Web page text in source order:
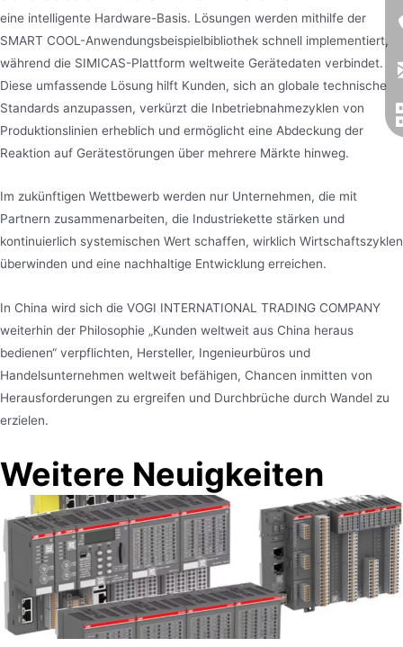
eine intelligente Hardware-Basis. Lösungen werden mithilfe der
SMART COOL-Anwendungsbeispielbibliothek schnell implementiert,
während die SIMICAS-Plattform weltweite Gerätedaten verbindet.
Diese umfassende Lösung hilft Kunden, sich an globale technische
Standards anzupassen, verkürzt die Inbetriebnahmezyklen von
Produktionslinien erheblich und ermöglicht eine Abdeckung der
Reaktion auf Gerätestörungen über mehrere Märkte hinweg.
Im zukünftigen Wettbewerb werden nur Unternehmen, die mit
Partnern zusammenarbeiten, die Industriekette stärken und
kontinuierlich systemischen Wert schaffen, wirklich Wirtschaftszyklen
überwinden und eine nachhaltige Entwicklung erreichen.
In China wird sich die VOGI INTERNATIONAL TRADING COMPANY
weiterhin der Philosophie „Kunden weltweit aus China heraus
bedienen“ verpflichten, Hersteller, Ingenieurbüros und
Handelsunternehmen weltweit befähigen, Chancen inmitten von
Herausforderungen zu ergreifen und Durchbrüche durch Wandel zu
erzielen.
Weitere Neuigkeiten